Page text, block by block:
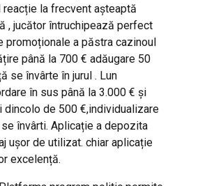
la frecvent așteaptă
, jucător întruchipează perfect
a păstra cazinoul
până la 700 € adăugare 50
se învârte în jurul . Lun
în sus până la 3.000 € și
dincolo de 500 €,individualizare
învârti. Aplicație a depozita
ușor de utilizat. chiar aplicație
excelență.